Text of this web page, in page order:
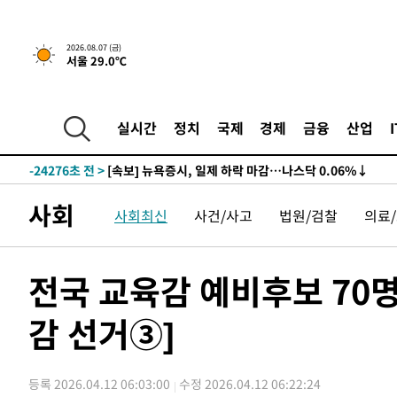
2026.08.07 (금)
서울 29.0℃
실시간 정치 국제 경제 금융 산업
-24276초 전 >[속보] 뉴욕증시, 일제 하락 마감…나스닥 0.06%↓
-29710초 전 > 이란, 호르무즈서 "적국 목표물들"과 대치로 남부 케슘
-26576초 전 >
[속보]트럼프, 美 원정출산 금지 행정명령 서명
-24276초 전 >
-29710초 전 > 이란, 호르무즈서 "적국 목표물들"과 대치로 남부 케슘
발효
-26576초 전 >
[속보]트럼프, 美 원정출산 금지 행정명령 서명
-24276초 전 >[속보] 뉴욕증시, 일제 하락 마감…나스닥 0.06%↓
사회 사회최신 사건/사고 법원/검찰 의료
전국 교육감 예비후보
감 선거③]
등록 2026.04.12 06:03:00 수정 2026.04.12 06:22:24